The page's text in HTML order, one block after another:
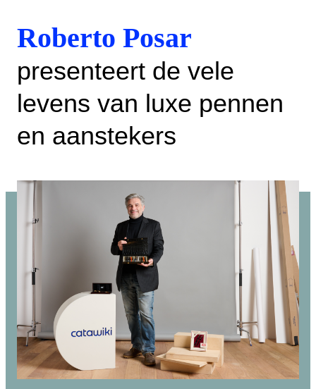
Roberto Posar
presenteert de vele
levens van luxe pennen
en aanstekers